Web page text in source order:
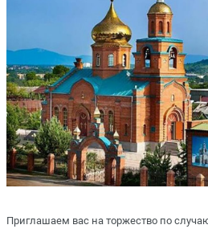
Приглашаем вас на торжество по